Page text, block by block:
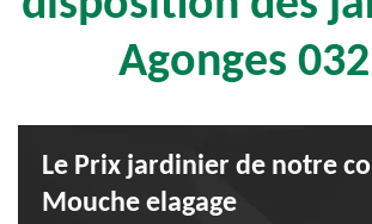
Agonges
Le Prix jardinier de notre
Mouche elagage